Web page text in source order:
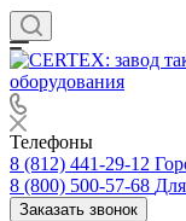
Телефоны
8 (812) 441-29-12
8 (800) 500-57-68
Заказать звонок